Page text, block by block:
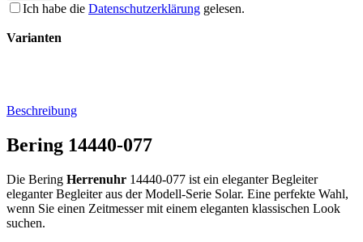
Ich habe die Datenschutzerklärung gelesen.
Varianten
Beschreibung
Bering 14440-077
Die Bering Herrenuhr 14440-077 ist ein eleganter Begleiter
eleganter Begleiter aus der Modell-Serie Solar. Eine perfekte Wahl,
wenn Sie einen Zeitmesser mit einem eleganten klassischen Look
suchen.